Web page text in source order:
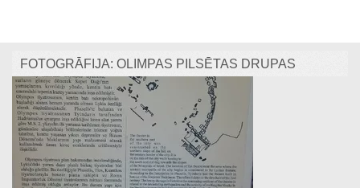
FOTOGRĀFIJA: OLIMPAS PILSĒTAS DRUPAS